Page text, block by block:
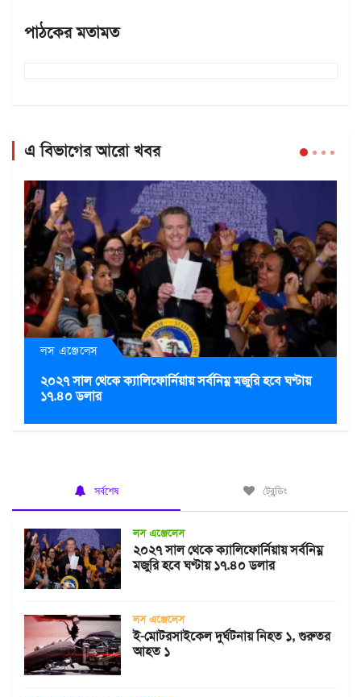
পাঠকের মতামত
এ বিভাগের আরো খবর
লস এঞ্জেলেস
২০২৭ সাল থেকে ক্যালিফোর্নিয়ায় সর্বনিম্ন মজুরি হবে ঘণ্টায়
১৭.৪০ ডলার
সর্বশেষ ট্রেন্ডিং
লস এঞ্জেলেস
২০২৭ সাল থেকে ক্যালিফোর্নিয়ায় সর্বনিম্ন
মজুরি হবে ঘণ্টায় ১৭.৪০ ডলার
লস এঞ্জেলেস
ই-মোটরসাইকেল দুর্ঘটনায় নিহত ১, গুরুতর
আহত ১